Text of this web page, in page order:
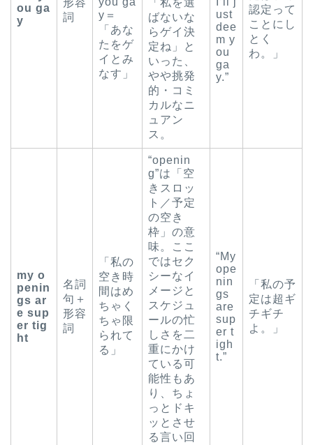
ou ga
y
形容
詞
y＝
「あな
たをゲ
イとみ
なす」
「私を選
ばないな
らゲイ決
定ね」と
いった、
やや挑発
的・コミ
カルなニ
ュアン
ス。
ust
dee
m y
ou
ga
y.”
認定って
ことにし
とく
わ。」
my o
penin
gs ar
e sup
er tig
ht
名詞
句＋
形容
詞
「私の
空き時
間はめ
ちゃく
ちゃ限
られて
る」
“openin
g”は「空
きスロッ
ト／予定
の空き
枠」の意
味。ここ
ではセク
シーなイ
メージと
スケジュ
ールの忙
しさを二
重にかけ
ている可
能性もあ
り、ちょ
っとドキ
ッとさせ
る言い回
“My
ope
nin
gs
are
sup
er t
igh
t.”
「私の予
定は超ギ
チギチ
よ。」